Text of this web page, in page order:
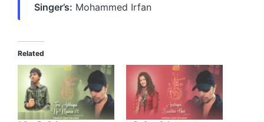
Singer’s: Mohammed Irfan
Related